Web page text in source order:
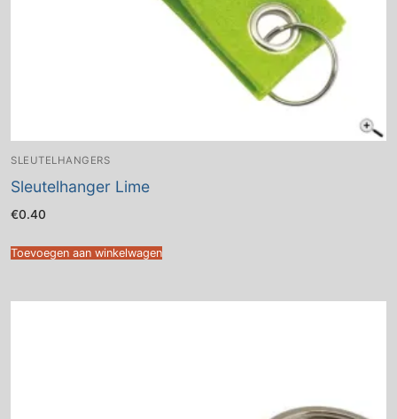
SLEUTELHANGERS
Sleutelhanger Lime
€0.40
Toevoegen aan winkelwagen